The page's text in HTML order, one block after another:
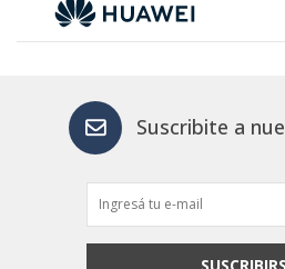
Suscribite a